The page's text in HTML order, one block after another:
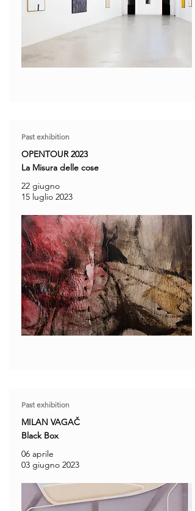
Past exhibition
OPENTOUR 2023
La Misura delle cose
22 giugno
15 luglio 2023
Past exhibition
MILAN VAGAČ
Black Box
06 aprile
03 giugno 2023